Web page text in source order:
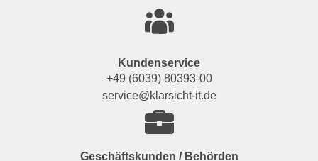
Kundenservice
+49 (6039) 80393-00
service@klarsicht-it.de
Geschäftskunden / Behörden